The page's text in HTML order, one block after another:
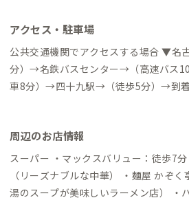
アクセス・駐車場
公共交通機関でアクセスする場合 ▼名
分）→名鉄バスセンター→（高速バス
車8分）→四十九駅→（徒歩5分）→到着 →（徒歩9分）→名鉄
伊賀神戸駅→（電車17分）→四十九駅→
近鉄大阪難波駅から →（特急電車60
17分）→四十九駅→（徒歩5分）→到着 自動車でアクセスする
場合 ▼名古屋駅から →（高速50分）→
周辺のお店情報
スーパー ・マックスバリュー：徒歩7分 飲食店 ・輝龍：徒歩1分
（リーズナブルな中華） ・麺屋 かぞ
湯のスープが美味しいラーメン店） ・